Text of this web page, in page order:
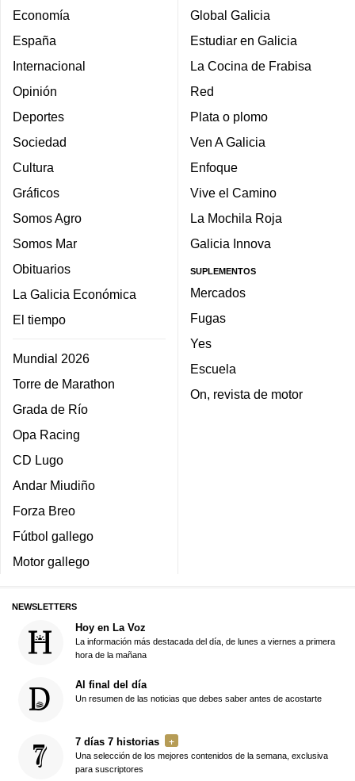
Economía
España
Internacional
Opinión
Deportes
Sociedad
Cultura
Gráficos
Somos Agro
Somos Mar
Obituarios
La Galicia Económica
El tiempo
Mundial 2026
Torre de Marathon
Grada de Río
Opa Racing
CD Lugo
Andar Miudiño
Forza Breo
Fútbol gallego
Motor gallego
Global Galicia
Estudiar en Galicia
La Cocina de Frabisa
Red
Plata o plomo
Ven A Galicia
Enfoque
Vive el Camino
La Mochila Roja
Galicia Innova
SUPLEMENTOS
Mercados
Fugas
Yes
Escuela
On, revista de motor
NEWSLETTERS
Hoy en La Voz
La información más destacada del día, de lunes a viernes a primera
hora de la mañana
Al final del día
Un resumen de las noticias que debes saber antes de acostarte
7 días 7 historias
Una selección de los mejores contenidos de la semana, exclusiva
para suscriptores